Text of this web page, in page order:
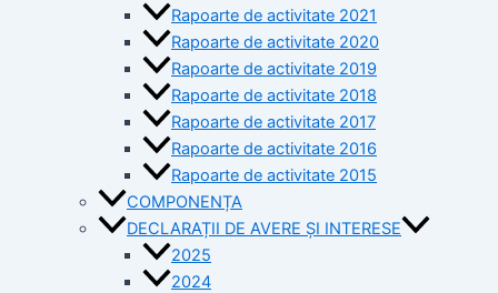
Rapoarte de activitate 2021
Rapoarte de activitate 2020
Rapoarte de activitate 2019
Rapoarte de activitate 2018
Rapoarte de activitate 2017
Rapoarte de activitate 2016
Rapoarte de activitate 2015
COMPONENȚA
DECLARAȚII DE AVERE ȘI INTERESE
2025
2024